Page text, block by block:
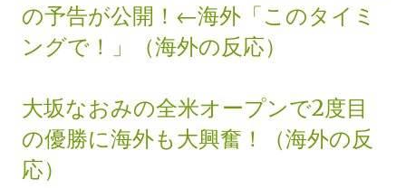
の予告が公開！←海外「このタイミ
ングで！」（海外の反応）
大坂なおみの全米オープンで2度目
の優勝に海外も大興奮！（海外の反
応）